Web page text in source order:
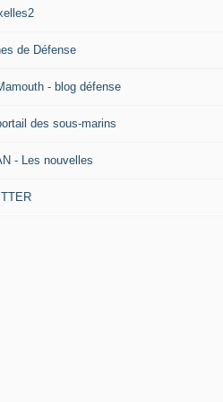
de Défense
- blog défense
des sous-marins
- Les nouvelles